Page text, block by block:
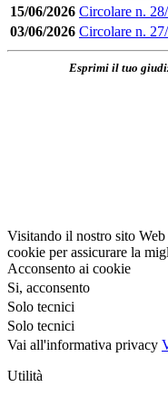
15/06/2026 Circolare n.
03/06/2026 Circolare n.
Esprimi il tuo
Visitando il nostro sito Web
cookie per assicurare la
Acconsento ai cookie
Si, acconsento
Solo tecnici
Solo tecnici
Vai all'informativa privacy
Utilità